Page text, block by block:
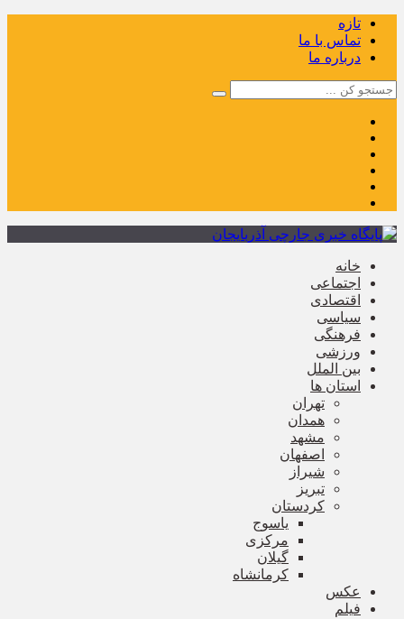
تازه
تماس با ما
درباره ما
خانه
اجتماعی
اقتصادی
سیاسی
فرهنگی
ورزشی
بین الملل
استان ها
تهران
همدان
مشهد
اصفهان
شیراز
تبریز
کردستان
یاسوج
مرکزی
گیلان
کرمانشاه
عکس
فیلم